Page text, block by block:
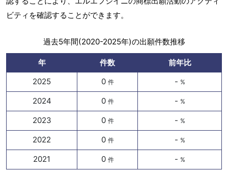
ビティを確認することができます。
過去5年間(2020-2025年)の出願件数推移
年 件数
前年比
2025
0 件 - %
2024 0 件 - %
2023 0 件 - %
2022 0 件 - %
2021 0 件 - %